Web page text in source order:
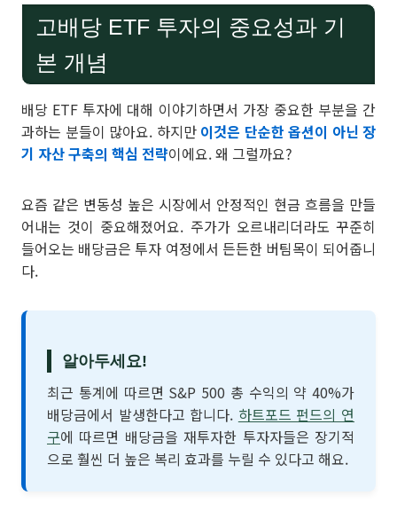
고배당 ETF 투자의 중요성과 기
본 개념
배당 ETF 투자에 대해 이야기하면서 가장 중요한 부분을 간
과하는 분들이 많아요. 하지만 이것은 단순한 옵션이 아닌 장
기 자산 구축의 핵심 전략이에요. 왜 그럴까요?
요즘 같은 변동성 높은 시장에서 안정적인 현금 흐름을 만들
어내는 것이 중요해졌어요. 주가가 오르내리더라도 꾸준히
들어오는 배당금은 투자 여정에서 든든한 버팀목이 되어줍니
다.
알아두세요!
최근 통계에 따르면 S&P 500 총 수익의 약 40%가
배당금에서 발생한다고 합니다. 하트포드 펀드의 연
구에 따르면 배당금을 재투자한 투자자들은 장기적
으로 훨씬 더 높은 복리 효과를 누릴 수 있다고 해요.